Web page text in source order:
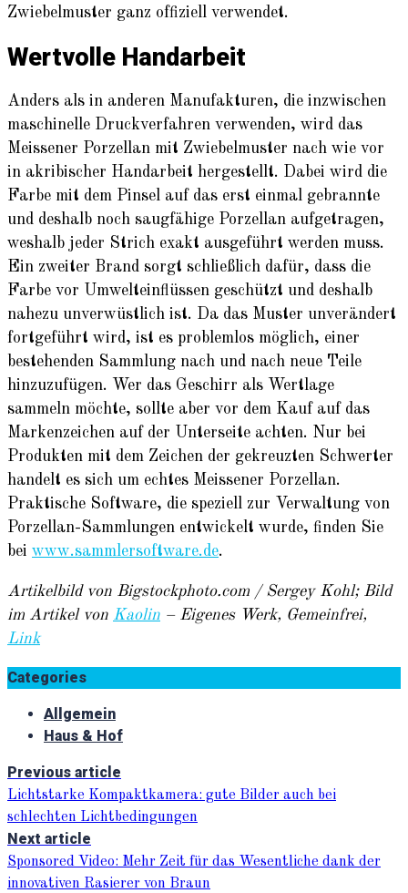
Zwiebelmuster ganz offiziell verwendet.
Wertvolle Handarbeit
Anders als in anderen Manufakturen, die inzwischen
maschinelle Druckverfahren verwenden, wird das
Meissener Porzellan mit Zwiebelmuster nach wie vor
in akribischer Handarbeit hergestellt. Dabei wird die
Farbe mit dem Pinsel auf das erst einmal gebrannte
und deshalb noch saugfähige Porzellan aufgetragen,
weshalb jeder Strich exakt ausgeführt werden muss.
Ein zweiter Brand sorgt schließlich dafür, dass die
Farbe vor Umwelteinflüssen geschützt und deshalb
nahezu unverwüstlich ist. Da das Muster unverändert
fortgeführt wird, ist es problemlos möglich, einer
bestehenden Sammlung nach und nach neue Teile
hinzuzufügen. Wer das Geschirr als Wertlage
sammeln möchte, sollte aber vor dem Kauf auf das
Markenzeichen auf der Unterseite achten. Nur bei
Produkten mit dem Zeichen der gekreuzten Schwerter
handelt es sich um echtes Meissener Porzellan.
Praktische Software, die speziell zur Verwaltung von
Porzellan-Sammlungen entwickelt wurde, finden Sie
bei www.sammlersoftware.de.
Artikelbild von Bigstockphoto.com / Sergey Kohl; Bild
im Artikel von Kaolin – Eigenes Werk, Gemeinfrei,
Link
Categories
Allgemein
Haus & Hof
Previous article
Lichtstarke Kompaktkamera: gute Bilder auch bei
schlechten Lichtbedingungen
Next article
Sponsored Video: Mehr Zeit für das Wesentliche dank der
innovativen Rasierer von Braun